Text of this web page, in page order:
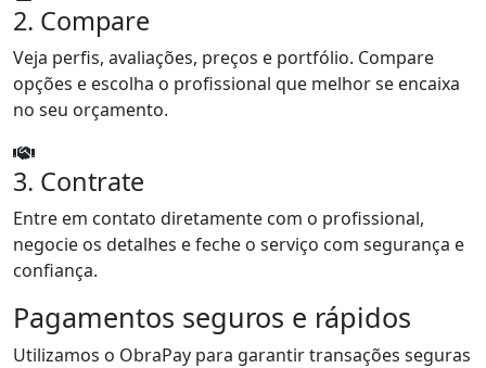
2. Compare
Veja perfis, avaliações, preços e portfólio. Compare
opções e escolha o profissional que melhor se encaixa
no seu orçamento.
3. Contrate
Entre em contato diretamente com o profissional,
negocie os detalhes e feche o serviço com segurança e
confiança.
Pagamentos seguros e rápidos
Utilizamos o ObraPay para garantir transações seguras